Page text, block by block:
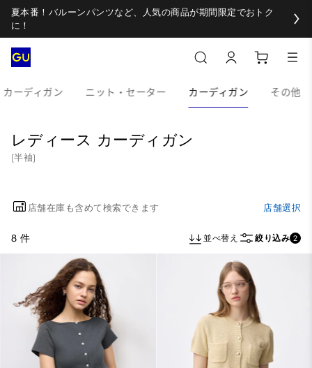
夏本番！バルーンパンツなど、人気の商品が期間限定でおトク
に！
ーディガン ニット・セーター カーディガン その他
レディース カーディガン
(半袖)
店舗在庫も含めて検索できます 店舗選択
8 件 並べ替え 絞り込み 2